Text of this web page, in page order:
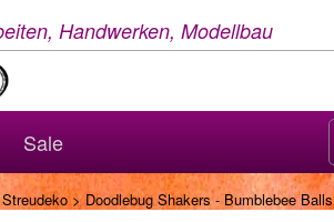
Handwerken, Modellbau
Sale
Streudeko> Doodlebug Shakers - Bumblebee Balls